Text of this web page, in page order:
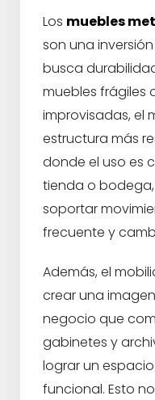
Los muebles
son una
busca
muebles frágiles
improvisadas, el
estructura más
donde el uso es
tienda o
soportar
frecuente y
Además, el
crear una
negocio que
gabinetes y
lograr un
funcional. Esto